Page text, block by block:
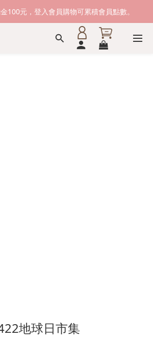
100元，登入會員購物可累積會員點數。
100元，登入會員購物可累積會員點數。
運費。 滿2000元，貨到付款免運。
地球日市集